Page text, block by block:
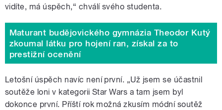
vidíte, má úspěch,“ chválí svého studenta.
Maturant budějovického gymnázia Theodor Kutý
zkoumal látku pro hojení ran, získal za to
prestižní ocenění
Letošní úspěch navíc není první. „Už jsem se účastnil
soutěže loni v kategorii Star Wars a tam jsem byl
dokonce první. Příští rok možná zkusím módní soutěž